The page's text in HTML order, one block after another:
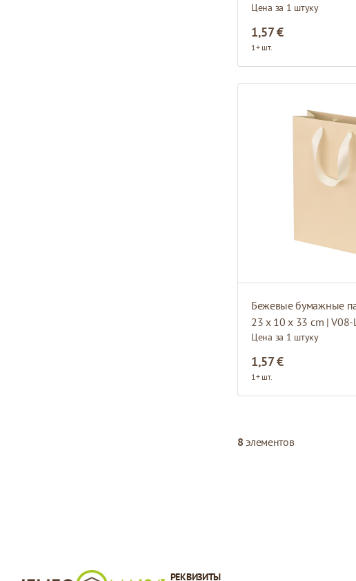
Цена за 1 штуку
1,57 €
1+ шт.
23 x 10 x 33 cm | V08-L
Цена за 1 штуку
1,57 €
1+ шт.
8 элементов
РЕКВИЗИТЫ